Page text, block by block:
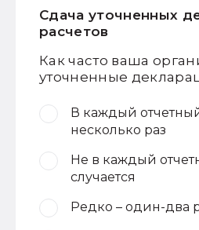
Сдача уточненных
расчетов
Как часто ваша
уточненные
В каждый
несколько раз
Не в каждый
случается
Редко – один-два